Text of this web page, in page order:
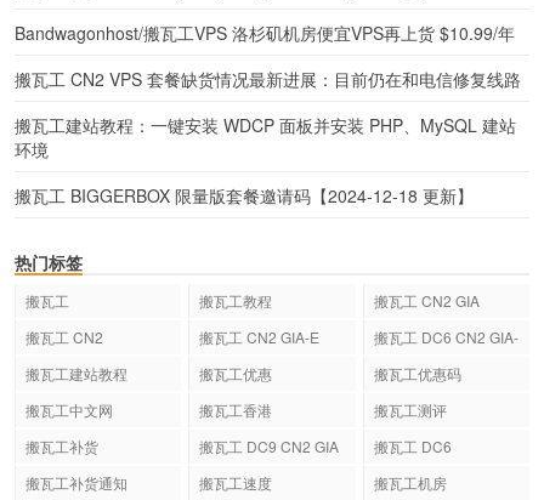
Bandwagonhost/搬瓦工VPS 洛杉矶机房便宜VPS再上货 $10.99/年
搬瓦工 CN2 VPS 套餐缺货情况最新进展：目前仍在和电信修复线路
搬瓦工建站教程：一键安装 WDCP 面板并安装 PHP、MySQL 建站
环境
搬瓦工 BIGGERBOX 限量版套餐邀请码【2024-12-18 更新】
热门标签
搬瓦工 搬瓦工教程
搬瓦工 CN2 GIA
搬瓦工 CN2
搬瓦工 CN2 GIA-E
搬瓦工 DC6 CN2 GIA-
搬瓦工建站教程 搬瓦工优惠
搬瓦工优惠码
搬瓦工中文网
搬瓦工香港
搬瓦工测评
搬瓦工补货
搬瓦工 DC9 CN2 GIA
搬瓦工 DC6
搬瓦工补货通知
搬瓦工速度 搬瓦工机房